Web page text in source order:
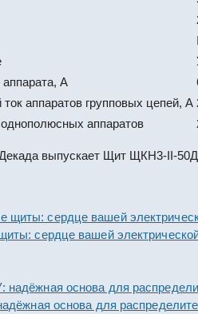
А
аппаратов групповых цепей, А
аппаратов
выпускает Щит ЩКН3-II-
сердце вашей
основа для